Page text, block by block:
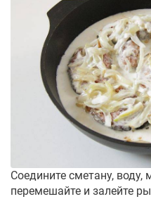
Соедините сметану, воду,
перемешайте и залейте